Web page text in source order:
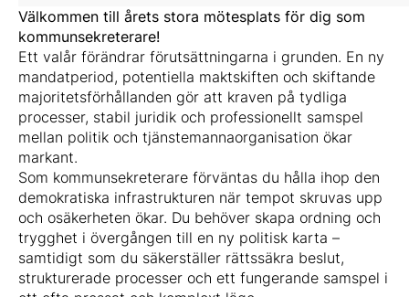
Välkommen till årets stora mötesplats för dig som
kommunsekreterare!
Ett valår förändrar förutsättningarna i grunden. En ny
mandatperiod, potentiella maktskiften och skiftande
majoritetsförhållanden gör att kraven på tydliga
processer, stabil juridik och professionellt samspel
mellan politik och tjänstemannaorganisation ökar
markant.
Som kommunsekreterare förväntas du hålla ihop den
demokratiska infrastrukturen när tempot skruvas upp
och osäkerheten ökar. Du behöver skapa ordning och
trygghet i övergången till en ny politisk karta –
samtidigt som du säkerställer rättssäkra beslut,
strukturerade processer och ett fungerande samspel i